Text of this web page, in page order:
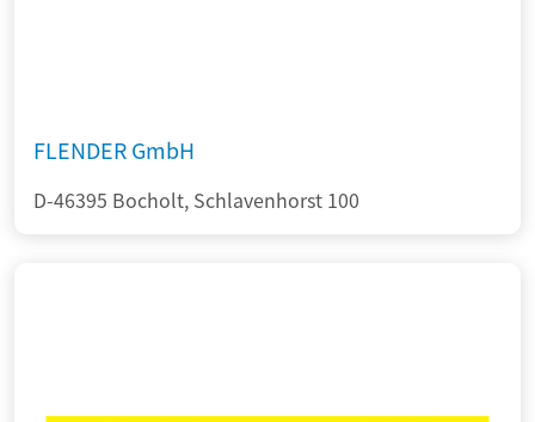
FLENDER GmbH
D-46395 Bocholt, Schlavenhorst 100